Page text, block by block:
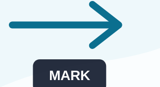
MARK